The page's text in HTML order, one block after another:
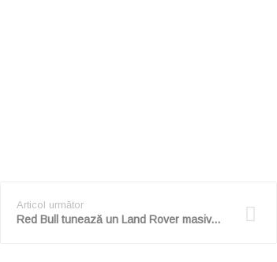
Articol următor
Red Bull tunează un Land Rover masiv, îl transformă într-o dubiţă de petreceri